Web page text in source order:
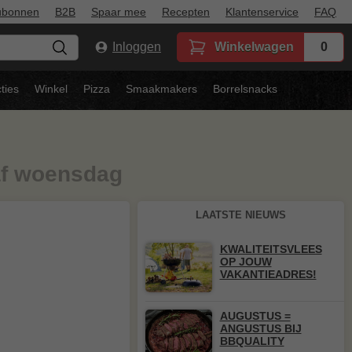
B2B Spaar mee Recepten Klantenservice FAQ
Inloggen Winkelwagen 0
Winkel Pizza Smaakmakers Borrelsnacks
woensdag
LAATSTE NIEUWS
KWALITEITSVLEES
OP JOUW
VAKANTIEADRES!
AUGUSTUS =
ANGUSTUS BIJ
BBQUALITY